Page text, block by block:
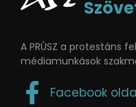
A PRÚSZ a protestáns
médiamunkások
Facebook